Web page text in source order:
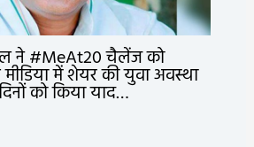
ने #MeAt20 चैलेंज को
में शेयर की युवा अवस्था
को किया याद…